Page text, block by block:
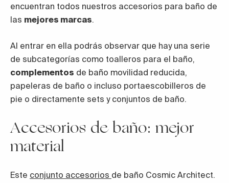
encuentran todos nuestros accesorios para baño de
las mejores marcas.
Al entrar en ella podrás observar que hay una serie
de subcategorías como toalleros para el baño,
complementos de baño movilidad reducida,
papeleras de baño o incluso portaescobilleros de
pie o directamente sets y conjuntos de baño.
Accesorios de baño: mejor
material
Este conjunto accesorios de baño Cosmic Architect.